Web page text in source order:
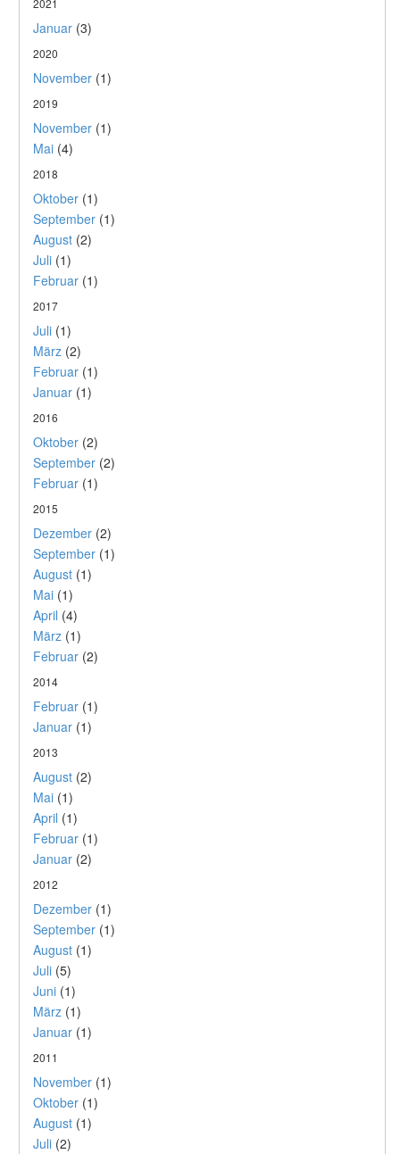
2021
Januar (3)
2020
November (1)
2019
November (1)
Mai (4)
2018
Oktober (1)
September (1)
August (2)
Juli (1)
Februar (1)
2017
Juli (1)
März (2)
Februar (1)
Januar (1)
2016
Oktober (2)
September (2)
Februar (1)
2015
Dezember (2)
September (1)
August (1)
Mai (1)
April (4)
März (1)
Februar (2)
2014
Februar (1)
Januar (1)
2013
August (2)
Mai (1)
April (1)
Februar (1)
Januar (2)
2012
Dezember (1)
September (1)
August (1)
Juli (5)
Juni (1)
März (1)
Januar (1)
2011
November (1)
Oktober (1)
August (1)
Juli (2)